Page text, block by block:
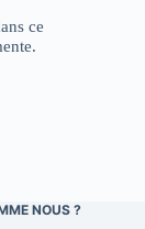
ce
NOUS ?